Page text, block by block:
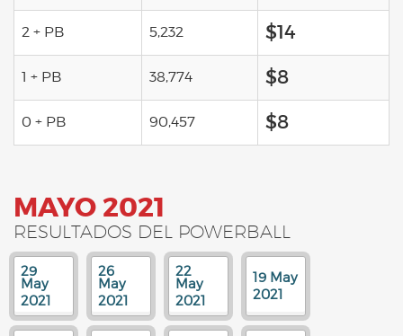
2 + PB 5,232 $14
1 + PB 38,774 $8
0 + PB 90,457 $8
MAYO 2021
RESULTADOS DEL POWERBALL
29
May
2021
26
May
2021
22
May
2021
19 May
2021